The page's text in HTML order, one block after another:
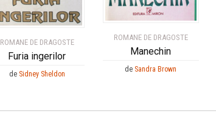
ROMANE DE DRAGOSTE
Furia ingerilor
de Sidney Sheldon
ROMANE DE DRAGOSTE
Manechin
de Sandra Brown